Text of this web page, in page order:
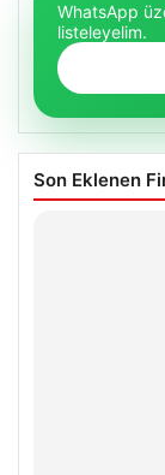
WhatsApp
listeleyelim.
Son Eklenen